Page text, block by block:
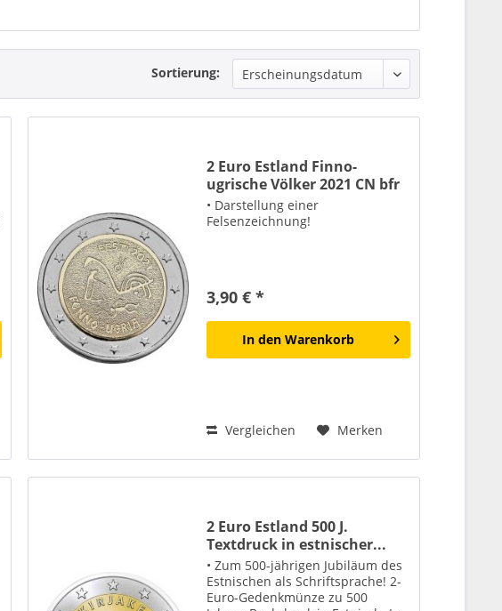
Sortierung:
2 Euro Estland Finno-
ugrische Völker 2021 CN bfr
• Darstellung einer
Felsenzeichnung!
3,90 € *
In den Warenkorb
Vergleichen Merken
2 Euro Estland 500 J.
Textdruck in estnischer...
• Zum 500-jährigen Jubiläum des
Estnischen als Schriftsprache! 2-
Euro-Gedenkmünze zu 500